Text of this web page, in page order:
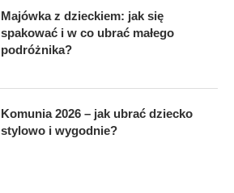
Majówka z dzieckiem: jak się
spakować i w co ubrać małego
podróżnika?
Komunia 2026 – jak ubrać dziecko
stylowo i wygodnie?